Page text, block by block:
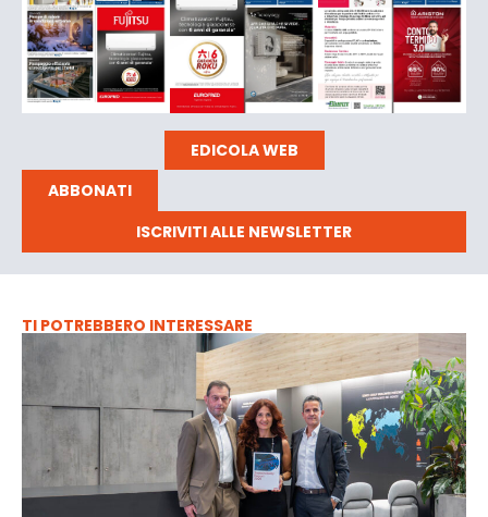
EDICOLA WEB
ABBONATI
ISCRIVITI ALLE NEWSLETTER
TI POTREBBERO INTERESSARE